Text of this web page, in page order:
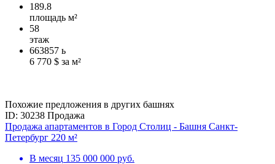
189.8
площадь м²
58
этаж
663857 ь
6 770 $ за м²
Похожие предложения в других башнях
ID: 30238 Продажа
Продажа апартаментов в Город Столиц - Башня Санкт-
Петербург 220 м²
В месяц 135 000 000 руб.